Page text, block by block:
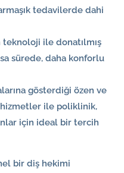
tedavilerde dahi
teknoloji ile donatılmış
sürede, daha konforlu
gösterdiği özen ve
ile poliklinik,
için ideal bir tercih
bir diş hekimi